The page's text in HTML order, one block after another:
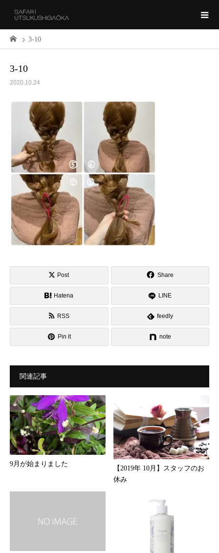
3-10
3-10
2020.10.24
Post Share
Hatena LINE
RSS feedly
Pin it note
関連記事
9月が始まりました
【2019年 10月】スタッフのお
休み